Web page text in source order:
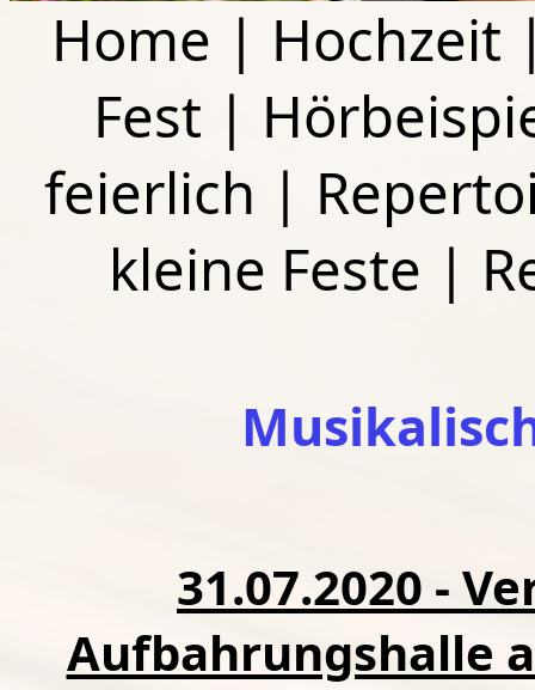
Home | Hochzeit
Fest |
feierlich |
kleine Feste |
31.07.2020 -
Aufbahrungshalle